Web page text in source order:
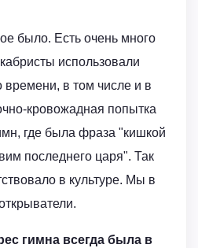
было. Есть очень много
использовали
времени, в том числе и в
кровожадная попытка
где была фраза "кишкой
последнего царя". Так
в культуре. Мы в
гимна всегда была в